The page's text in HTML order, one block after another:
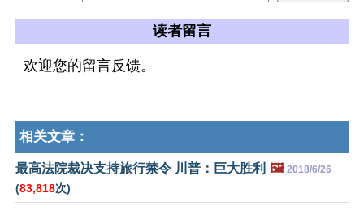
读者留言
欢迎您的留言反馈。
相关文章：
最高法院裁决支持旅行禁令 川普：巨大胜利 🖼️ 2018/6/26
(83,818次)